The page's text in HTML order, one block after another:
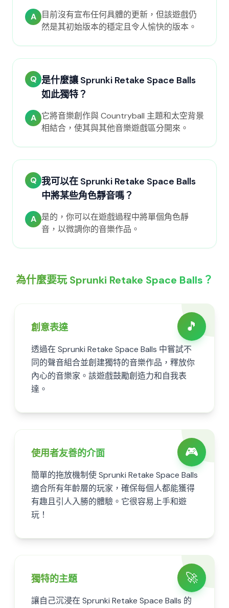
A
目前沒有宣布任何具體的更新，但該遊戲仍
然是其初始版本的穩定且令人愉快的版本。
Q 是什麼讓 Sprunki Retake Space Balls
如此獨特？
A 它將音樂創作與 Countryball 主題和太空背景
相結合，使其與其他音樂遊戲區分開來。
Q 我可以在 Sprunki Retake Space Balls
中將某些角色靜音嗎？
A 是的，你可以在遊戲過程中將單個角色靜
音，以微調你的音樂作品。
為什麼要玩 Sprunki Retake Space Balls？
🎵
創意表達
透過在 Sprunki Retake Space Balls 中嘗試不
同的聲音組合並創建獨特的音樂作品，釋放你
內心的音樂家。該遊戲鼓勵創造力和自我表
達。
🎮
使用者友善的介面
簡單的拖放機制使 Sprunki Retake Space Balls
適合所有年齡層的玩家，確保每個人都能獲得
有趣且引人入勝的體驗。它很容易上手和遊
玩！
🚀
獨特的主題
讓自己沉浸在 Sprunki Retake Space Balls 的